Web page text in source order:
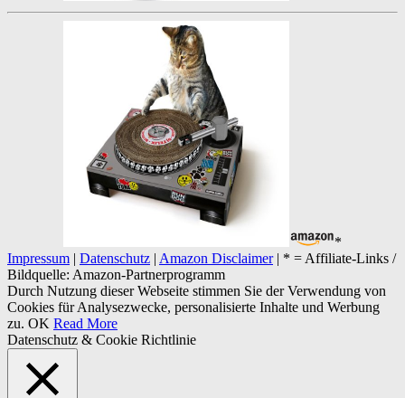
*
Impressum
Datenschutz Amazon Disclaimer| * = Affiliate-Links /
Bildquelle: Amazon-Partnerprogramm
Durch Nutzung dieser Webseite stimmen Sie der Verwendung von
Cookies für Analysezwecke, personalisierte Inhalte und Werbung
zu. OK Read More
Datenschutz & Cookie Richtlinie